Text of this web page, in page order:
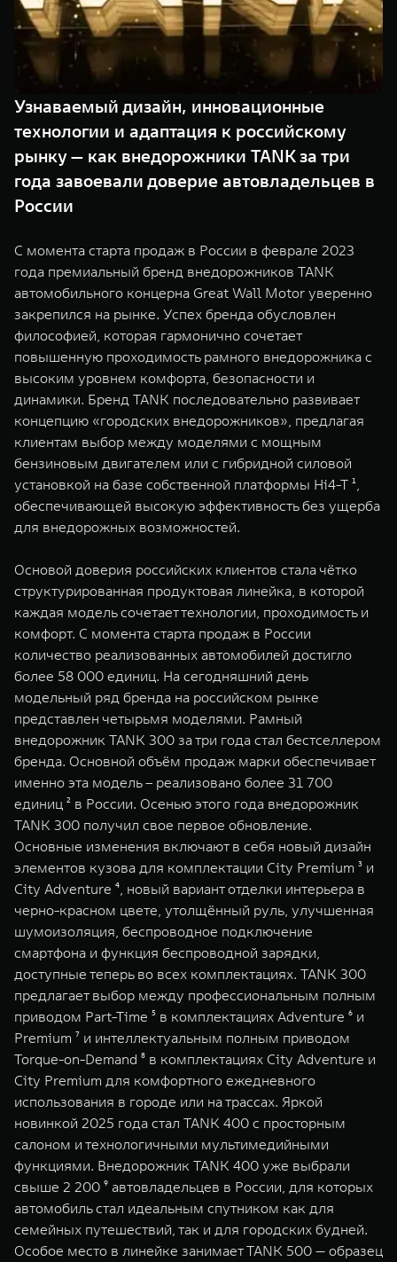
TANK 500
Веди за собой
от 6 499 000 ₽
TANK 700
Сила признания
от 10 199 000 ₽
Расширяя границы комфорта
от 6 149 000 ₽
Эстетика нового времени
от 5 699 000 ₽
WEY 80
Масштаб возможностей
от 6 449 000 ₽
WEY 80 Лаундж
Масштаб возможностей
от 8 099 000 ₽
TANK Финансы
Корпоративным клиентам
TANK ФИНАНСЫ
TANK Кредит
TANK Лизинг
TANK Страхование
Сервис
Специальные предложения
Моторные масла
ЦИФРОВЫЕ СЕРВИСЫ TANK
Цифровые сервисы TANK
Подписки
Узнаваемый дизайн, инновационные
технологии и адаптация к российскому
рынку — как внедорожники TANK за три
года завоевали доверие автовладельцев в
России
С момента старта продаж в России в феврале 2023
года премиальный бренд внедорожников TANK
автомобильного концерна Great Wall Motor уверенно
закрепился на рынке. Успех бренда обусловлен
философией, которая гармонично сочетает
повышенную проходимость рамного внедорожника с
высоким уровнем комфорта, безопасности и
динамики. Бренд TANK последовательно развивает
концепцию «городских внедорожников», предлагая
клиентам выбор между моделями с мощным
бензиновым двигателем или с гибридной силовой
установкой на базе собственной платформы Hi4-T ¹,
обеспечивающей высокую эффективность без ущерба
для внедорожных возможностей.
Основой доверия российских клиентов стала чётко
структурированная продуктовая линейка, в которой
каждая модель сочетает технологии, проходимость и
комфорт. С момента старта продаж в России
количество реализованных автомобилей достигло
более 58 000 единиц. На сегодняшний день
модельный ряд бренда на российском рынке
представлен четырьмя моделями. Рамный
внедорожник TANK 300 за три года стал бестселлером
бренда. Основной объём продаж марки обеспечивает
именно эта модель – реализовано более 31 700
единиц ² в России. Осенью этого года внедорожник
TANK 300 получил свое первое обновление.
Основные изменения включают в себя новый дизайн
элементов кузова для комплектации City Premium ³ и
City Adventure ⁴, новый вариант отделки интерьера в
черно-красном цвете, утолщённый руль, улучшенная
шумоизоляция, беспроводное подключение
смартфона и функция беспроводной зарядки,
доступные теперь во всех комплектациях. TANK 300
предлагает выбор между профессиональным полным
приводом Part-Time ⁵ в комплектациях Adventure ⁶ и
Premium ⁷ и интеллектуальным полным приводом
Torque-on-Demand ⁸ в комплектациях City Adventure и
City Premium для комфортного ежедневного
использования в городе или на трассах. Яркой
новинкой 2025 года стал TANK 400 с просторным
салоном и технологичными мультимедийными
функциями. Внедорожник TANK 400 уже выбрали
свыше 2 200 ⁹ автовладельцев в России, для которых
автомобиль стал идеальным спутником как для
семейных путешествий, так и для городских будней.
Особое место в линейке занимает TANK 500 — образец